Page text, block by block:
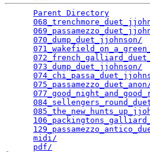
Parent Directory
070_dump_duet_jjohnson/
073_dump_duet_jjohnson/
midi/
pdf/